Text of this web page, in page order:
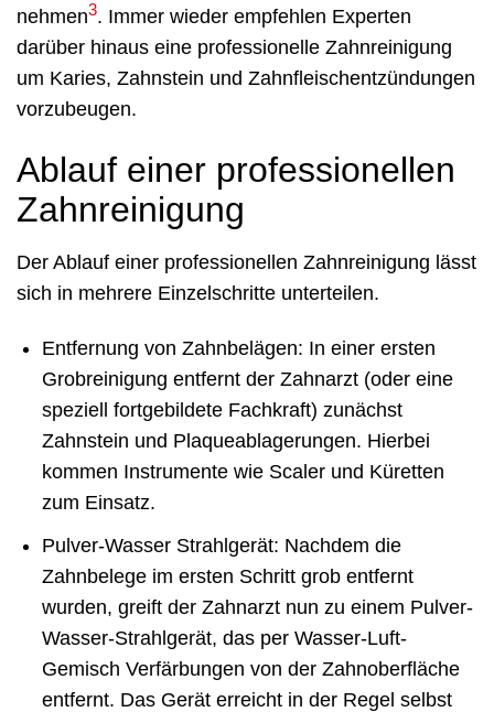
nehmen3. Immer wieder empfehlen Experten
darüber hinaus eine professionelle Zahnreinigung
um Karies, Zahnstein und Zahnfleischentzündungen
vorzubeugen.
Ablauf einer professionellen
Zahnreinigung
Der Ablauf einer professionellen Zahnreinigung lässt
sich in mehrere Einzelschritte unterteilen.
Entfernung von Zahnbelägen: In einer ersten
Grobreinigung entfernt der Zahnarzt (oder eine
speziell fortgebildete Fachkraft) zunächst
Zahnstein und Plaqueablagerungen. Hierbei
kommen Instrumente wie Scaler und Küretten
zum Einsatz.
Pulver-Wasser Strahlgerät: Nachdem die
Zahnbelege im ersten Schritt grob entfernt
wurden, greift der Zahnarzt nun zu einem Pulver-
Wasser-Strahlgerät, das per Wasser-Luft-
Gemisch Verfärbungen von der Zahnoberfläche
entfernt. Das Gerät erreicht in der Regel selbst